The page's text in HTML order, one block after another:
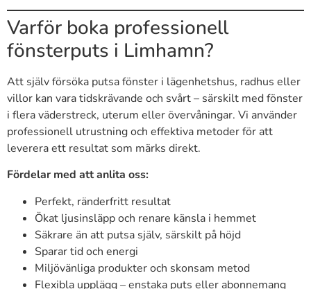
Varför boka professionell
fönsterputs i Limhamn?
Att själv försöka putsa fönster i lägenhetshus, radhus eller
villor kan vara tidskrävande och svårt – särskilt med fönster
i flera väderstreck, uterum eller övervåningar. Vi använder
professionell utrustning och effektiva metoder för att
leverera ett resultat som märks direkt.
Fördelar med att anlita oss:
Perfekt, ränderfritt resultat
Ökat ljusinsläpp och renare känsla i hemmet
Säkrare än att putsa själv, särskilt på höjd
Sparar tid och energi
Miljövänliga produkter och skonsam metod
Flexibla upplägg – enstaka puts eller abonnemang